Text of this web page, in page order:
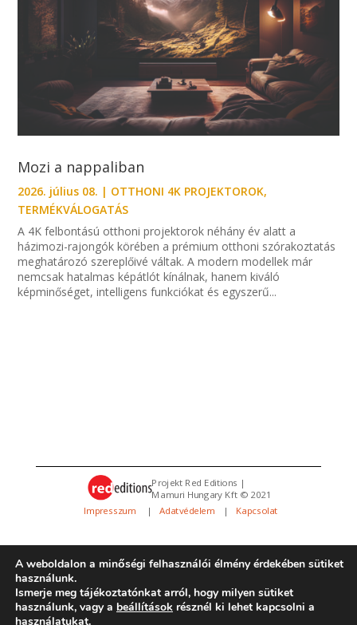
Mozi a nappaliban
2026. július 08. | OTTHONI 4K PROJEKTOROK,
TERMÉKVÁLOGATÁS
A 4K felbontású otthoni projektorok néhány év alatt a
házimozi-rajongók körében a prémium otthoni szórakoztatás
meghatározó szereplőivé váltak. A modern modellek már
nemcsak hatalmas képátlót kínálnak, hanem kiváló
képminőséget, intelligens funkciókat és egyszerű...
Projekt Red Editions |
Mamuri Hungary Kft © 2021
Impresszum
| Adatvédelem | Kapcsolat
A weboldalon a minőségi felhasználói élmény érdekében sütiket
használunk.
Ismerje meg tájékoztatónkat arról, hogy milyen sütiket
használunk, vagy a beállítások résznél ki lehet kapcsolni a
használatukat.